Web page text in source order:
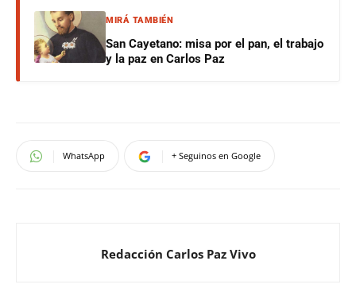
MIRÁ TAMBIÉN
San Cayetano: misa por el pan, el trabajo
y la paz en Carlos Paz
WhatsApp + Seguinos en Google
Redacción Carlos Paz Vivo